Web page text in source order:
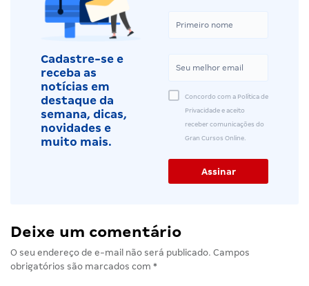
Cadastre-se e
receba as
notícias em
destaque da
semana, dicas,
novidades e
muito mais.
Concordo com a Política de
Privacidade e aceito
receber comunicações do
Gran Cursos Online.
Deixe um comentário
O seu endereço de e-mail não será publicado. Campos
obrigatórios são marcados com *